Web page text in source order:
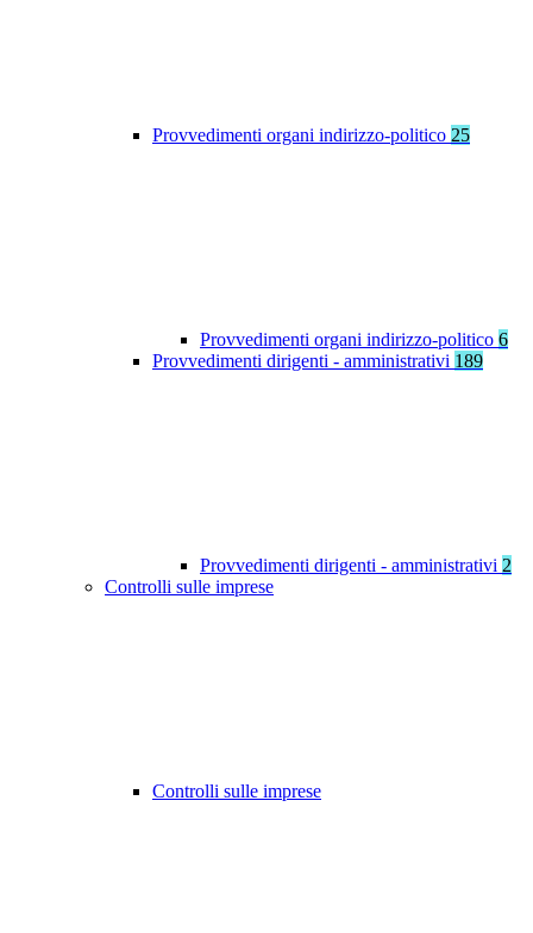
Provvedimenti organi indirizzo-politico 25
Provvedimenti organi indirizzo-politico 6
Provvedimenti dirigenti - amministrativi 189
Provvedimenti dirigenti - amministrativi 2
Controlli sulle imprese
Controlli sulle imprese